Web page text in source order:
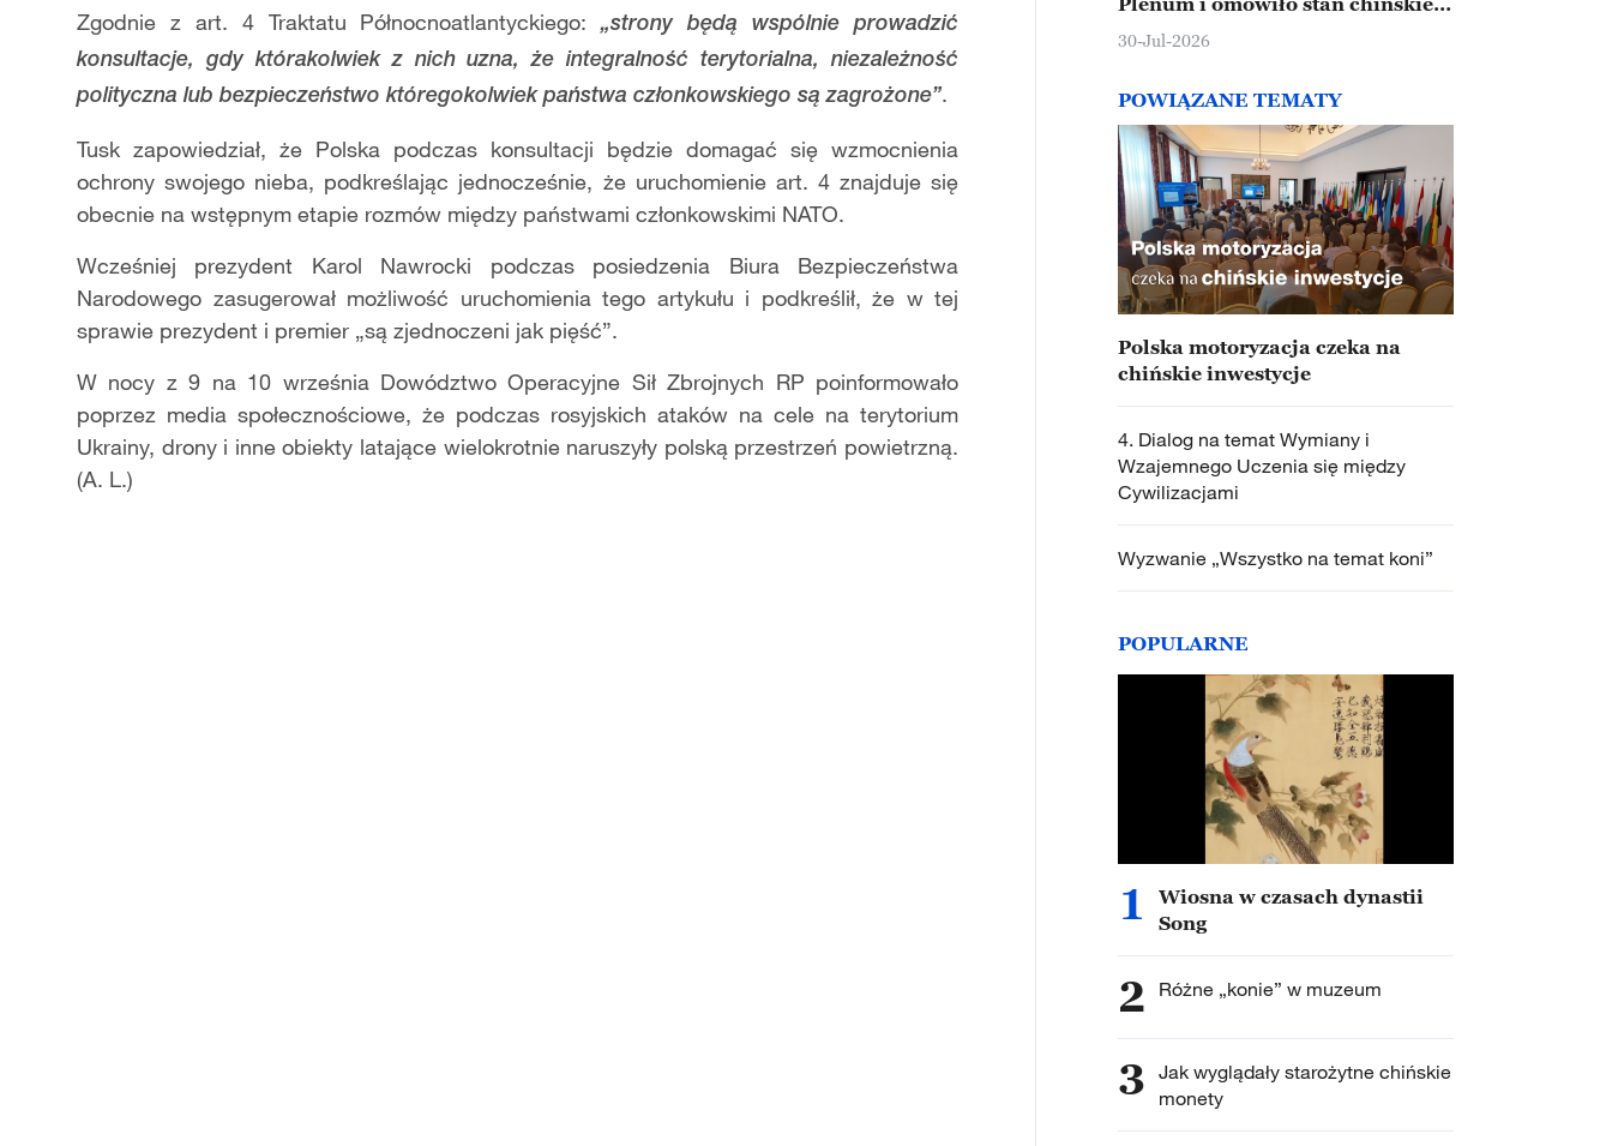
Zgodnie z art. 4 Traktatu Północnoatlantyckiego:„strony będą wspólnie prowadzić
konsultacje, gdy którakolwiek z nich uzna, że integralność terytorialna, niezależność
polityczna lub bezpieczeństwo któregokolwiek państwa członkowskiego są zagrożone”.
Tusk zapowiedział, że Polska podczas konsultacji będzie domagać się wzmocnienia
ochrony swojego nieba, podkreślając jednocześnie, że uruchomienie art. 4 znajduje się
obecnie na wstępnym etapie rozmów między państwami członkowskimi NATO.
Wcześniej prezydent Karol Nawrocki podczas posiedzenia Biura Bezpieczeństwa
Narodowego zasugerował możliwość uruchomienia tego artykułu i podkreślił, że w tej
sprawie prezydent i premier „są zjednoczeni jak pięść”.
W nocy z 9 na 10 września Dowództwo Operacyjne Sił Zbrojnych RP poinformowało
poprzez media społecznościowe, że podczas rosyjskich ataków na cele na terytorium
Ukrainy, drony i inne obiekty latające wielokrotnie naruszyły polską przestrzeń powietrzną.
(A. L.)
gospodarki
30-Jul-2026
POWIĄZANE TEMATY
Polska motoryzacja czeka na
chińskie inwestycje
4. Dialog na temat Wymiany i
Wzajemnego Uczenia się między
Cywilizacjami
Wyzwanie „Wszystko na temat koni”
POPULARNE
1
Wiosna w czasach dynastii
Song
2 Różne „konie” w muzeum
3 Jak wyglądały starożytne chińskie
monety